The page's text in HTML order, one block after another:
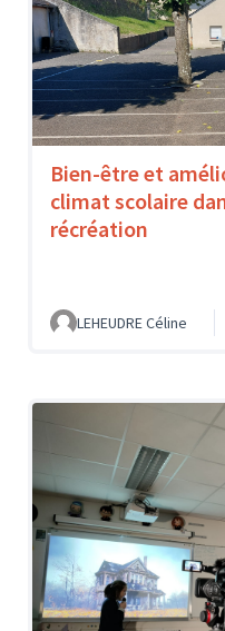
Bien-être et
climat scolaire
récréation
LEHEUDRE Céline